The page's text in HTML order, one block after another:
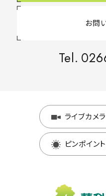
お問
Tel.
ライブカメラ
ピンポイン